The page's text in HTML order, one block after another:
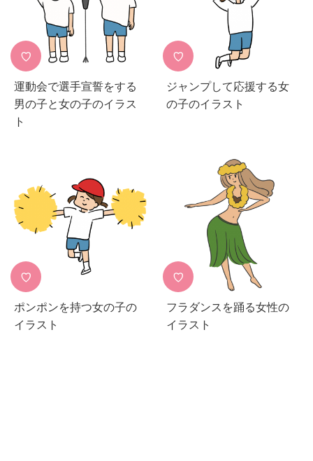
♡
運動会で選手宣誓をする
男の子と女の子のイラス
ト
♡
ジャンプして応援する女
の子のイラスト
♡
ポンポンを持つ女の子の
イラスト
♡
フラダンスを踊る女性の
イラスト